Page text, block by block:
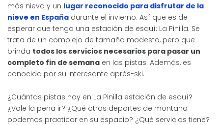
más nieva y un lugar reconocido para disfrutar de la
nieve en España durante el invierno. Así que es de
esperar que tenga una estación de esquí: La Pinilla. Se
trata de un complejo de tamaño modesto, pero que
brinda todos los servicios necesarios para pasar un
completo fin de semana en las pistas. Además, es
conocida por su interesante après-ski.
¿Cuántas pistas hay en La Pinilla estación de esquí?
¿Vale la pena ir? ¿Qué otros deportes de montaña
podemos practicar en su espacio? ¿Qué servicios tiene?